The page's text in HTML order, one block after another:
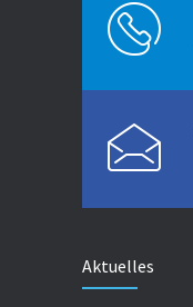
Aktuelles